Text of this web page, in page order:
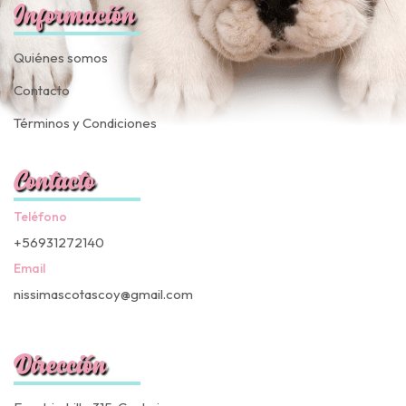
Información
Quiénes somos
Contacto
Términos y Condiciones
Contacto
Teléfono
+56931272140
Email
nissimascotascoy@gmail.com
Dirección